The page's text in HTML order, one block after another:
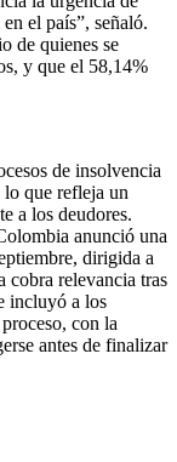
el país”, señaló.
de quienes se
y que el 58,14%
de insolvencia
lo que refleja un
a los deudores.
anunció una
dirigida a
cobra relevancia tras
incluyó a los
con la
antes de finalizar